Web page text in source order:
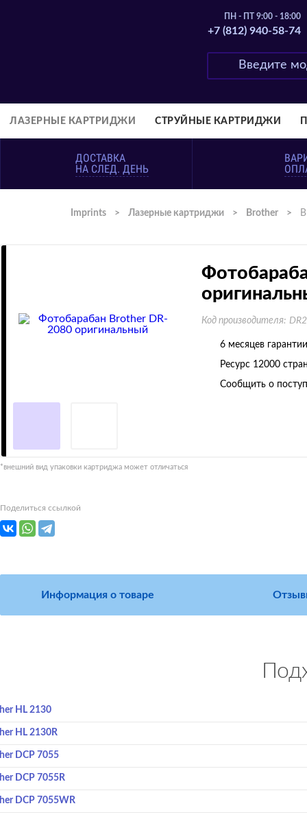
ПН - ПТ 9:00 - 18:00
+7 (812) 940-58-74
ЛАЗЕРНЫЕ КАРТРИДЖИ СТРУЙНЫЕ КАРТРИДЖИ
ДОСТАВКА
НА СЛЕД. ДЕНЬ
Imprints > Лазерные картриджи > Brother >
Код производителя:
6 месяцев гарантии
Ресурс 12000
Сообщить о
*внешний вид упаковки картриджа может отличаться
Поделиться ссылкой
Информация о товаре
HL 2130
HL 2130R
DCP 7055
DCP 7055R
DCP 7055WR